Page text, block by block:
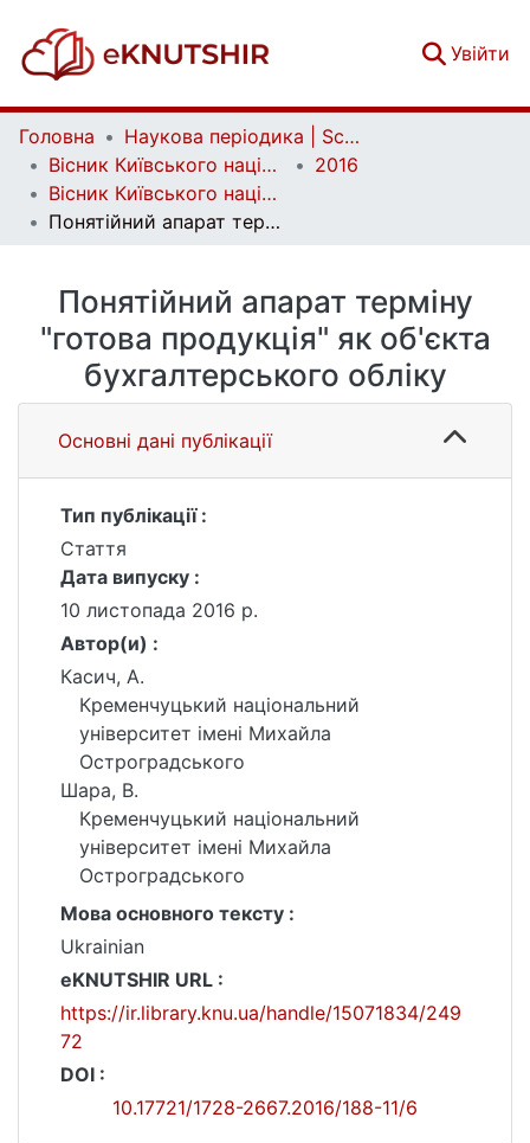
Увійти
Головна
Наукова періодика | Scientific periodicals
Вісник Київського національного університету імені Тараса Шевченка. Економіка | Bulletin of Taras Shevchenko National University of Kyiv. Economics
2016
Вісник Київського національного університету імені Тараса Шевченка. Економіка. Випуск 11 (188)
Понятійний апарат терміну "готова продукція" як об'єкта бухгалтерського обліку
Понятійний апарат терміну
"готова продукція" як об'єкта
бухгалтерського обліку
Основні дані публікації
Тип публікації :
Стаття
Дата випуску :
10 листопада 2016 р.
Автор(и) :
Касич, А.
Кременчуцький національний
університет імені Михайла
Остроградського
Шара, В.
Кременчуцький національний
університет імені Михайла
Остроградського
Мова основного тексту :
Ukrainian
eKNUTSHIR URL :
https://ir.library.knu.ua/handle/15071834/249
72
DOI :
10.17721/1728-2667.2016/188-11/6